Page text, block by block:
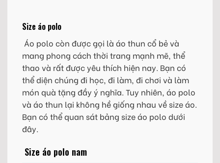
Size áo polo
Áo polo còn được gọi là áo thun cổ bẻ và
mang phong cách thời trang mạnh mẽ, thể
thao và rất được yêu thích hiện nay. Bạn có
thể diện chúng đi học, đi làm, đi chơi và làm
món quà tặng đầy ý nghĩa. Tuy nhiên, áo polo
và áo thun lại không hề giống nhau về size áo.
Bạn có thể quan sát bảng size áo polo dưới
đây.
Size áo polo nam